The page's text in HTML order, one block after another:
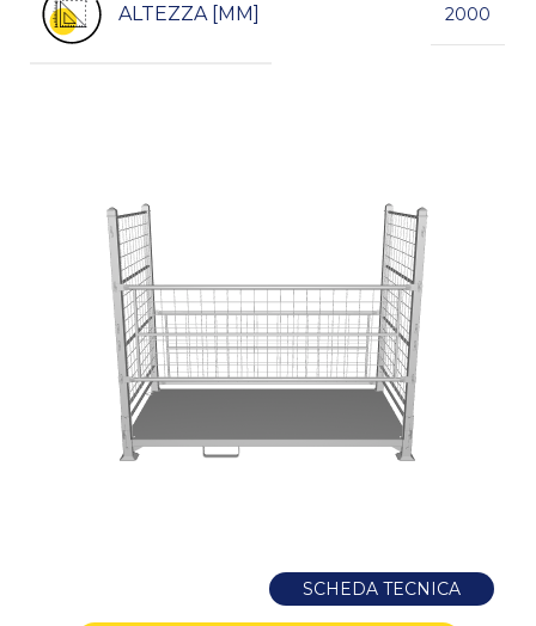
ALTEZZA [MM] 2000
SCHEDA TECNICA